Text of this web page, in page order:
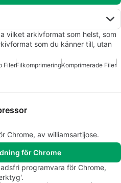
vilket arkivformat som helst, som
som du känner till, utan
FilerFilkomprimeringKomprimerade Filer
Chrome, av williamsartijose.
för Chrome
programvara för Chrome,